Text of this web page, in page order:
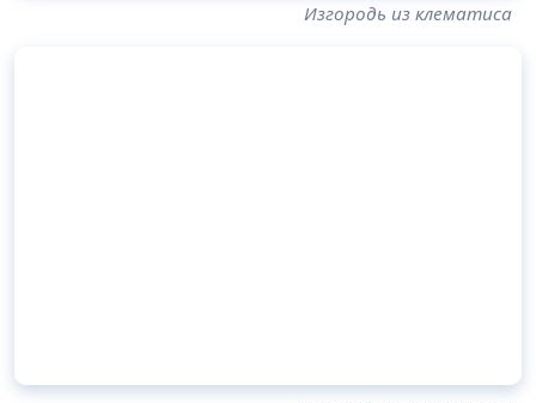
Изгородь из клематиса